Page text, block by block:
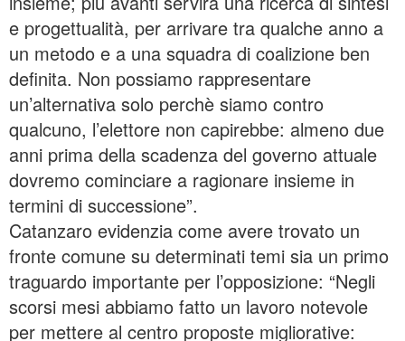
e progettualità, per arrivare tra qualche anno a
un metodo e a una squadra di coalizione ben
definita. Non possiamo rappresentare
un’alternativa solo perchè siamo contro
qualcuno, l’elettore non capirebbe: almeno due
anni prima della scadenza del governo attuale
dovremo cominciare a ragionare insieme in
termini di successione”.
Catanzaro evidenzia come avere trovato un
fronte comune su determinati temi sia un primo
traguardo importante per l’opposizione: “Negli
scorsi mesi abbiamo fatto un lavoro notevole
per mettere al centro proposte migliorative: